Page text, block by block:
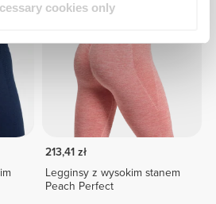
cookies only
213,41 zł
Legginsy z wysokim stanem
Peach Perfect